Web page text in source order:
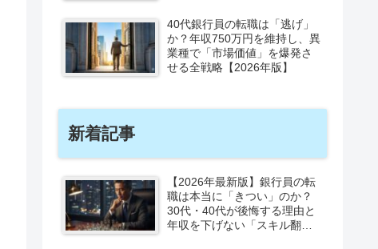
40代銀行員の転職は「逃げ」
か？年収750万円を維持し、異
業種で「市場価値」を爆発さ
せる全戦略【2026年版】
新着記事
【2026年最新版】銀行員の転
職は本当に「きつい」のか？
30代・40代が後悔する理由と
年収を下げない「スキル翻